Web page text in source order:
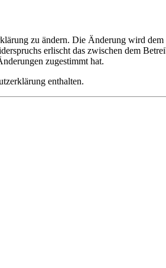
zu ändern. Die Änderung wird
erlischt das zwischen dem
zugestimmt hat.
enthalten.